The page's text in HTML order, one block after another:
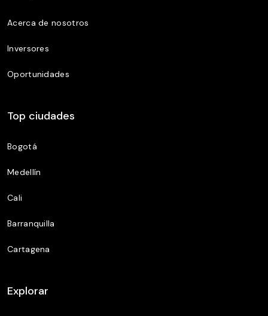
Acerca de nosotros
Inversores
Oportunidades
Top ciudades
Bogotá
Medellín
Cali
Barranquilla
Cartagena
Explorar